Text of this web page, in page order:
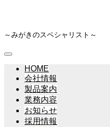
～みがきのスペシャリスト～
HOME
会社情報
製品案内
業務内容
お知らせ
採用情報